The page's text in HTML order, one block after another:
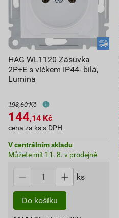
HAG WL1120 Zásuvka
2P+E s víčkem IP44- bílá,
Lumina
193,60 Kč
144,14 Kč
cena za ks s DPH
V centrálním skladu
Můžete mít 11. 8. v prodejně
ks
Do košíku